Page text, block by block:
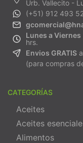
Urb. Vallecito -
(+51) 912 493
Lunes a Viernes
hrs.
Envios GRATIS
(para compras
CATEGORÍAS
Aceites
Aceites
Alimentos